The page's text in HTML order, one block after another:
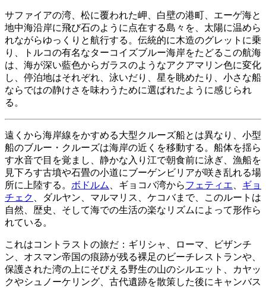
サファイアの湾、松に覆われた岬、白壁の港町、エーゲ海と
地中海沿岸に飛び石のように点在する島々を、太陽に温めら
れながらゆっくりと航行する。伝統的に木造のグレットに乗
り、トルコの有名なターコイズブルー海岸をたどるこの航海
は、海が深い藍色からガラスのようなアクアマリン色に変化
し、停泊地はそれぞれ、泳いだり、星を眺めたり、小さな船
ならではの静けさを味わうために選ばれたように感じられ
る。
遠くから海岸線をかすめる大型クルーズ船とは異なり、小型
船のブルー・クルーズは海岸の近くを移動する。船体を揺ら
す水音で目を覚まし、静かな入り江で朝食前に泳ぎ、漁船を
見下ろす古墳や石畳の小道にブーゲンビリアが咲き乱れる場
所に上陸する。 ボドルム 、ギョコバ湾からフェティエ
ギョ
チェク
、ダルヤン、マルマリス、ケコバまで、このルートは
自然、歴史、そして海での生活の楽なリズムによって形作ら
れている。
これはコントラストの旅だ：ギリシャ、ローマ、ビザンチ
ン、オスマン帝国の痕跡が残る裸足のビーチレストランや、
保護された湾の上にそびえる野生の山のシルエット、カヤッ
クやシュノーケリング、古代遺跡を散策した後にキャンバス